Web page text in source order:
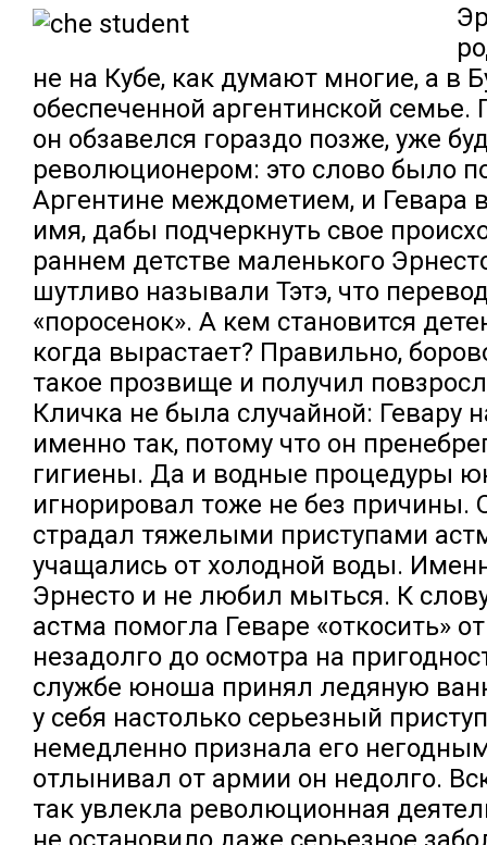
не на Кубе, как думают многие, а в
обеспеченной аргентинской
он обзавелся гораздо позже, уже
революционером: это слово было
Аргентине междометием, и Гевара
имя, дабы подчеркнуть свое
раннем детстве маленького
шутливо называли Тэтэ, что
«поросенок». А кем становится
когда вырастает? Правильно,
такое прозвище и получил
Кличка не была случайной: Гевару
именно так, потому что он
гигиены. Да и водные процедуры
игнорировал тоже не без причины.
страдал тяжелыми приступами
учащались от холодной воды.
Эрнесто и не любил мыться. К
астма помогла Геваре «откосить»
незадолго до осмотра на
службе юноша принял ледяную
у себя настолько серьезный
немедленно признала его
отлынивал от армии он недолго.
так увлекла революционная